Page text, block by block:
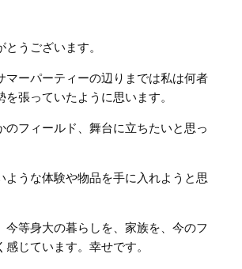
うございます。
マーパーティーの辺りまでは私は何者
張っていたように思います。
のフィールド、舞台に立ちたいと思っ
ような体験や物品を手に入れようと思
今等身大の暮らしを、家族を、今のフ
感じています。幸せです。